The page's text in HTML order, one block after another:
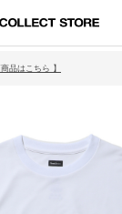
ご注文で当日発送・発送無休 】
品はこちら 】
ご注文で当日発送・発送無休 】